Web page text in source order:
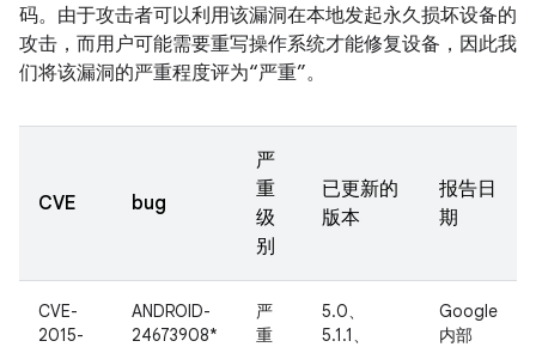
码。由于攻击者可以利用该漏洞在本地发起永久损坏设备的
攻击，而用户可能需要重写操作系统才能修复设备，因此我
们将该漏洞的严重程度评为“严重”。
CVE bug
严
重
级
别
已更新的
版本
报告日
期
CVE-
2015-
ANDROID-
24673908*
严
重
5.0、
5.1.1、
Google
内部